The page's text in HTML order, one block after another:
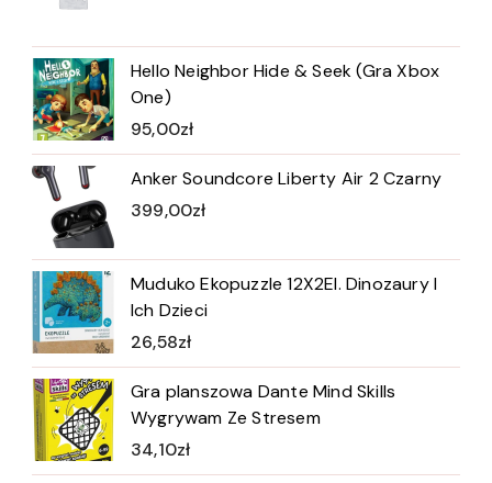
Hello Neighbor Hide & Seek (Gra Xbox
One)
95,00zł
Anker Soundcore Liberty Air 2 Czarny
399,00zł
Muduko Ekopuzzle 12X2El. Dinozaury I
Ich Dzieci
26,58zł
Gra planszowa Dante Mind Skills
Wygrywam Ze Stresem
34,10zł